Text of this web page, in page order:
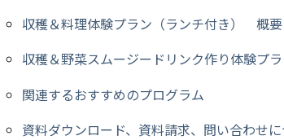
収穫＆料理体験プラン（ランチ付き） 概要
収穫＆野菜スムージードリンク作り体験プ
関連するおすすめのプログラム
資料ダウンロード、資料請求、問い合わせ